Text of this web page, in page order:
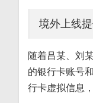
境外上线
随着吕某、刘
的银行卡账号
行卡虚拟信息